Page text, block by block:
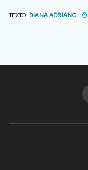
TEXTO: DIANA ADRIANO